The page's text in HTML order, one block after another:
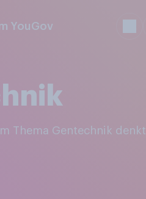
YouGov
Thema Gentechnik denkt